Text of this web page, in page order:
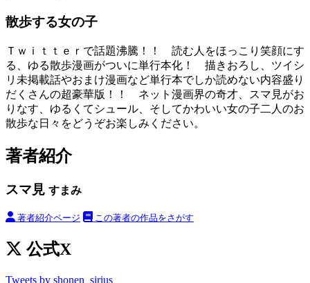
散歩する女の子
Ｔｗｉｔｔｅｒで話題沸騰！！ 読む人をほっこり笑顔にす
る、ゆる散歩漫画がついに単行本化！ 描きおろし、ツイシ
リ未掲載話やおまけ漫画など単行本でしか読めない内容盛り
だくさんの超豪華版！！ ネット漫画界の奇才、スマ見がお
りなす、ゆるくてシュール、そしてかわいい女の子二人のお
散歩な日々をどうぞお楽しみください。
著者紹介
スマ見 すまみ
著者紹介ページ この著者の作品をさがす
公式X
Tweets by shonen_sirius